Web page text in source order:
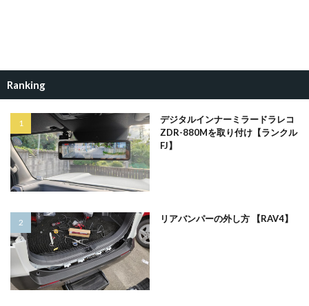
Ranking
デジタルインナーミラードラレコ
ZDR-880Mを取り付け【ランクル
FJ】
リアバンパーの外し方 【RAV4】